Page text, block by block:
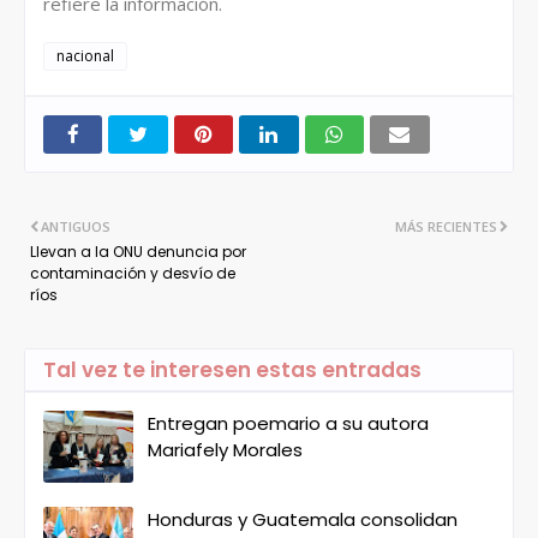
nacional
MÁS RECIENTES
ANTIGUOS
Llevan a la ONU denuncia por
contaminación y desvío de
ríos
Tal vez te interesen estas entradas
Entregan poemario a su autora
Mariafely Morales
Honduras y Guatemala consolidan